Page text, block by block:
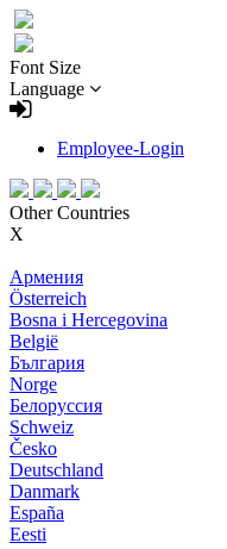
Font Size
Language
Employee-Login
Other Countries
X
Армения
Österreich
Bosna i Hercegovina
België
България
Norge
Белоруссия
Schweiz
Česko
Deutschland
Danmark
España
Eesti